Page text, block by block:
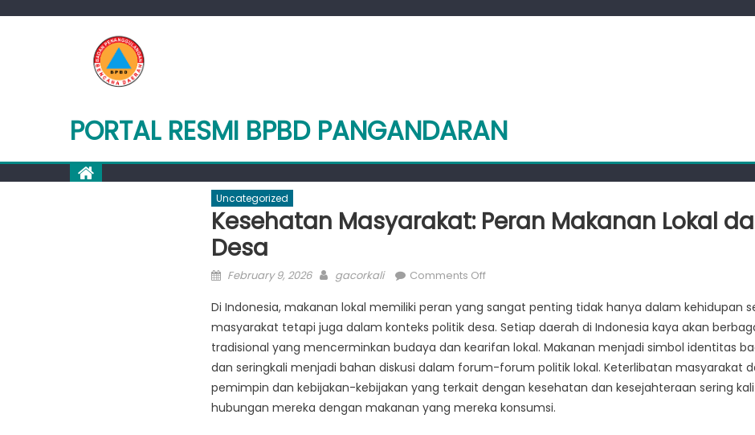
PORTAL RESMI BPBD PANGANDARAN
Uncategorized
Kesehatan Masyarakat: Peran Makanan Lokal
Desa
Posted
February 9, 2026 Author
gacorkali Comments Offon
Masyarakat:
Peran
Makanan
Lokal
dalam
Politik
Di Indonesia, makanan lokal memiliki peran yang sangat penting tidak hanya dalam kehidupan
masyarakat tetapi juga dalam konteks politik desa. Setiap daerah di Indonesia kaya akan
tradisional yang mencerminkan budaya dan kearifan lokal. Makanan menjadi simbol identitas
dan seringkali menjadi bahan diskusi dalam forum-forum politik lokal. Keterlibatan masyarakat
pemimpin dan kebijakan-kebijakan yang terkait dengan kesehatan dan kesejahteraan sering
hubungan mereka dengan makanan yang mereka konsumsi.